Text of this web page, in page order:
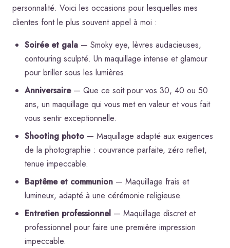
personnalité. Voici les occasions pour lesquelles mes
clientes font le plus souvent appel à moi :
Soirée et gala — Smoky eye, lèvres audacieuses,
contouring sculpté. Un maquillage intense et glamour
pour briller sous les lumières.
Anniversaire— Que ce soit pour vos 30, 40 ou 50
ans, un maquillage qui vous met en valeur et vous fait
vous sentir exceptionnelle.
Shooting photo — Maquillage adapté aux exigences
de la photographie : couvrance parfaite, zéro reflet,
tenue impeccable.
Baptême et communion — Maquillage frais et
lumineux, adapté à une cérémonie religieuse.
Entretien professionnel — Maquillage discret et
professionnel pour faire une première impression
impeccable.